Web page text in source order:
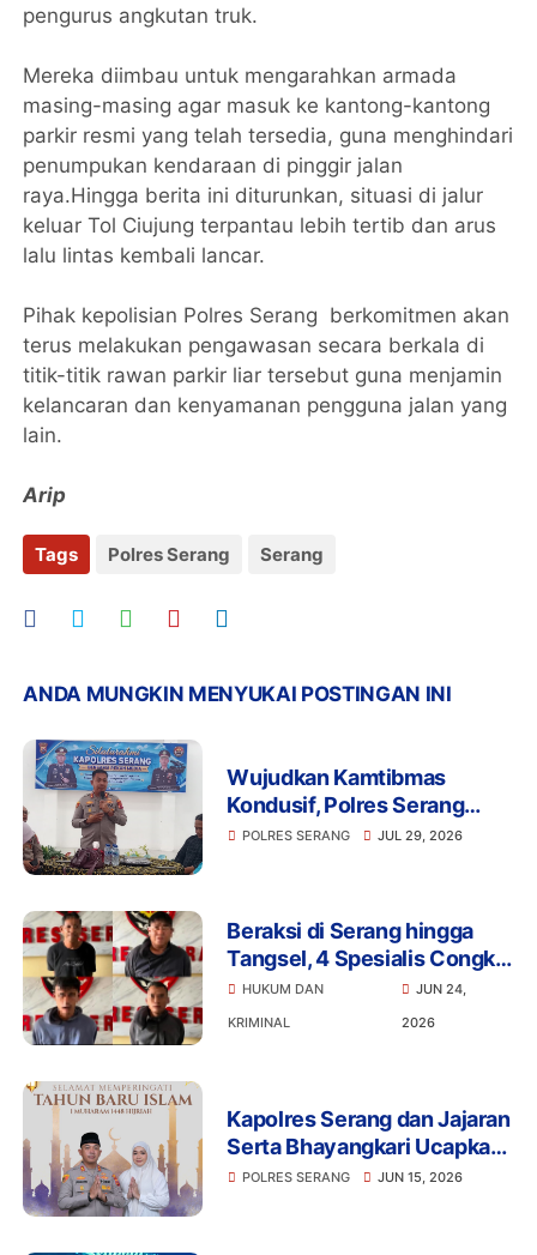
pengurus angkutan truk.
Mereka diimbau untuk mengarahkan armada
masing-masing agar masuk ke kantong-kantong
parkir resmi yang telah tersedia, guna menghindari
penumpukan kendaraan di pinggir jalan
raya.Hingga berita ini diturunkan, situasi di jalur
keluar Tol Ciujung terpantau lebih tertib dan arus
lalu lintas kembali lancar.
Pihak kepolisian Polres Serang berkomitmen akan
terus melakukan pengawasan secara berkala di
titik-titik rawan parkir liar tersebut guna menjamin
kelancaran dan kenyamanan pengguna jalan yang
lain.
Arip
Tags Polres Serang Serang
ANDA MUNGKIN MENYUKAI POSTINGAN INI
Wujudkan Kamtibmas
Kondusif, Polres Serang
Gelar Silaturahmi Strategis
POLRES SERANG JUL 29, 2026
Beraksi di Serang hingga
Tangsel, 4 Spesialis Congkel
Jendela Akhirnya Keok
HUKUM DAN
KRIMINAL
JUN 24,
2026
Kapolres Serang dan Jajaran
Serta Bhayangkari Ucapkan
Selamat Tahun Baru Islam 1
POLRES SERANG JUN 15, 2026